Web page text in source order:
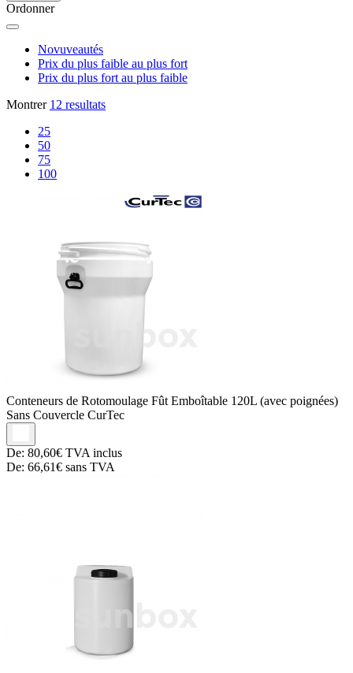
Ordonner
Novuveautés
Prix du plus faible au plus fort
Prix du plus fort au plus faible
Montrer 12 resultats
25
50
75
100
Conteneurs de Rotomoulage Fût Emboîtable 120L (avec poignées)
Sans Couvercle CurTec
De: 80,60€ TVA inclus
De: 66,61€ sans TVA